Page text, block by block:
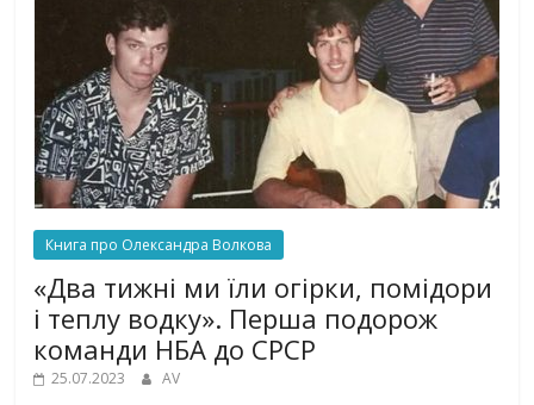
Книга про Олександра Волкова
«Два тижні ми їли огірки, помідори
і теплу водку». Перша подорож
команди НБА до СРСР
25.07.2023 AV